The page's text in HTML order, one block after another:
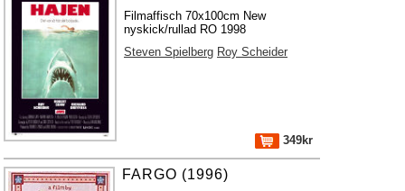
Filmaffisch 70x100cm New
nyskick/rullad RO 1998
Steven Spielberg Roy Scheider
349kr
FARGO (1996)